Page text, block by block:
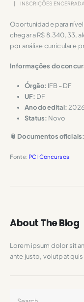
INSCRIÇÕES
Oportunidade para
chegar a R$ 8.340,33,
por análise curricular e
Informações do
Órgão: IFB – DF
UF: DF
Ano do edital:2026
Status: Novo
📎 Documentos oficiais:
Fonte: PCI Concursos
About The Blog
Lorem ipsum dolor sit
ante justo, volutpat